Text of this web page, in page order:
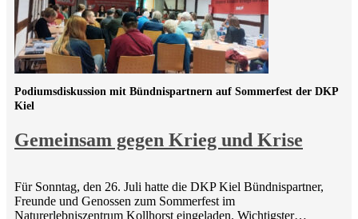
Gemeinsam gegen Krieg und Krise
Podiumsdiskussion mit Bündnispartnern auf Sommerfest der DKP
Kiel
Für Sonntag, den 26. Juli hatte die DKP Kiel Bündnispartner,
Freunde und Genossen zum Sommerfest im
Naturerlebniszentrum Kollhorst eingeladen. Wichtigster…